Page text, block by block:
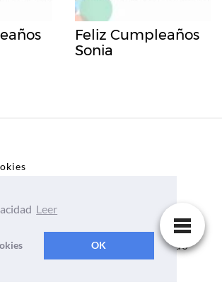
Feliz Cumpleaños
Sonia
frases, textos para todo el mundo
Leer
OK